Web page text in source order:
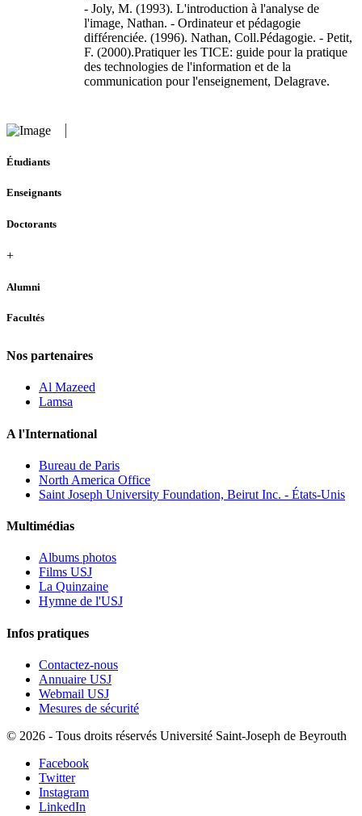
- Joly, M. (1993). L'introduction à l'analyse de
l'image, Nathan. - Ordinateur et pédagogie
différenciée. (1996). Nathan, Coll.Pédagogie. - Petit,
F. (2000).Pratiquer les TICE: guide pour la pratique
des technologies de l'information et de la
communication pour l'enseignement, Delagrave.
Étudiants
Enseignants
Doctorants
+
Alumni
Facultés
Nos partenaires
Al Mazeed
Lamsa
A l'International
Bureau de Paris
North America Office
Saint Joseph University Foundation, Beirut Inc. - États-Unis
Multimédias
Albums photos
Films USJ
La Quinzaine
Hymne de l'USJ
Infos pratiques
Contactez-nous
Annuaire USJ
Webmail USJ
Mesures de sécurité
© 2026 - Tous droits réservés Université Saint-Joseph de Beyrouth
Facebook
Twitter
Instagram
LinkedIn